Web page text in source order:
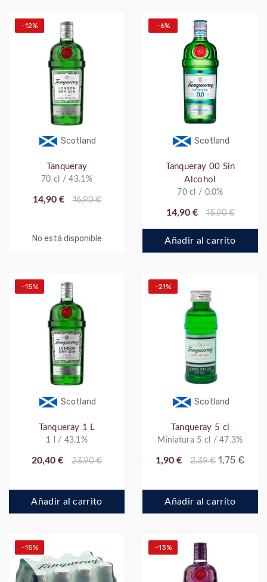
Scotland
-12%
Tanqueray
70 cl / 43.1%
14,90 € 16,90 €
No está disponible
Scotland
-6%
Tanqueray 00 Sin
Alcohol
70 cl / 0.0%
14,90 € 15,90 €
Añadir al carrito
Scotland
-15%
Tanqueray 1 L
1 l / 43.1%
20,40 € 23,90 €
Añadir al carrito
Scotland
-21%
Tanqueray 5 cl
Miniatura 5 cl / 47.3%
1,90 € 2,39 € 1,75 €
Añadir al carrito
-15% -13%